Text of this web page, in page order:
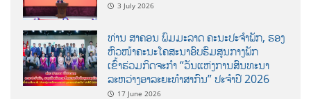
3 July 2026
ທ່ານ ສາຄອນ ພົມມະລາດ ຄະນະປະຈໍາພັກ, ຮອງ
ຫົວໜ້າຄະນະໂຄສະນາອົບຮົມສູນກາງພັກ
ເຂົ້າຮ່ວມກິດຈະກຳ “ວັນແຫ່ງການສົນທະນາ
ລະຫວ່າງອາລະຍະທຳສາກົນ” ປະຈຳປີ 2026
17 June 2026